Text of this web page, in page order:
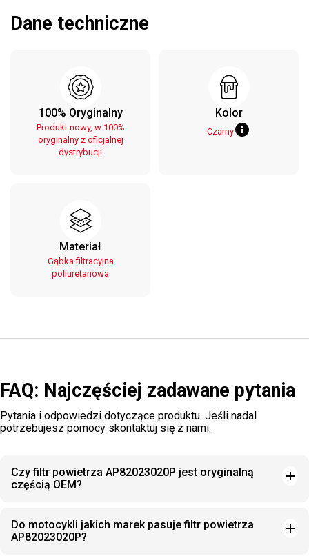
Dane techniczne
100% Oryginalny
Produkt nowy, w 100%
oryginalny z oficjalnej
dystrybucji
Kolor
Czarny
Materiał
Gąbka filtracyjna
poliuretanowa
FAQ: Najczęściej zadawane pytania
Pytania i odpowiedzi dotyczące produktu. Jeśli nadal
potrzebujesz pomocy skontaktuj się z nami.
Czy filtr powietrza AP82023020P jest oryginalną
częścią OEM?
Do motocykli jakich marek pasuje filtr powietrza
AP82023020P?